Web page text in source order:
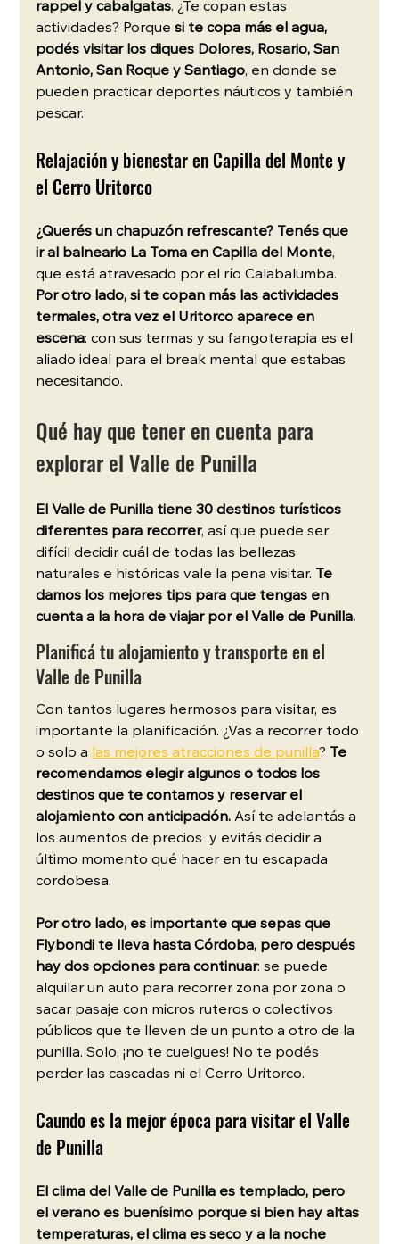
rappel y cabalgatas. ¿Te copan estas
actividades? Porque si te copa más el agua,
podés visitar los diques Dolores, Rosario, San
Antonio, San Roque y Santiago, en donde se
pueden practicar deportes náuticos y también
pescar.
Relajación y bienestar en Capilla del Monte y
el Cerro Uritorco
¿Querés un chapuzón refrescante? Tenés que
ir al balneario La Toma en Capilla del Monte,
que está atravesado por el río Calabalumba.
Por otro lado, si te copan más las actividades
termales, otra vez el Uritorco aparece en
escena: con sus termas y su fangoterapia es el
aliado ideal para el break mental que estabas
necesitando.
Qué hay que tener en cuenta para
explorar el Valle de Punilla
El Valle de Punilla tiene 30 destinos turísticos
diferentes para recorrer, así que puede ser
difícil decidir cuál de todas las bellezas
naturales e históricas vale la pena visitar. Te
damos los mejores tips para que tengas en
cuenta a la hora de viajar por el Valle de Punilla.
Planificá tu alojamiento y transporte en el
Valle de Punilla
Con tantos lugares hermosos para visitar, es
importante la planificación. ¿Vas a recorrer todo
o solo a las mejores atracciones de punilla? Te
recomendamos elegir algunos o todos los
destinos que te contamos y reservar el
alojamiento con anticipación. Así te adelantás a
los aumentos de precios  y evitás decidir a
último momento qué hacer en tu escapada
cordobesa.
Por otro lado, es importante que sepas que
Flybondi te lleva hasta Córdoba, pero después
hay dos opciones para continuar: se puede
alquilar un auto para recorrer zona por zona o
sacar pasaje con micros ruteros o colectivos
públicos que te lleven de un punto a otro de la
punilla. Solo, ¡no te cuelgues! No te podés
perder las cascadas ni el Cerro Uritorco.
Caundo es la mejor época para visitar el Valle
de Punilla
El clima del Valle de Punilla es templado, pero
el verano es buenísimo porque si bien hay altas
temperaturas, el clima es seco y a la noche